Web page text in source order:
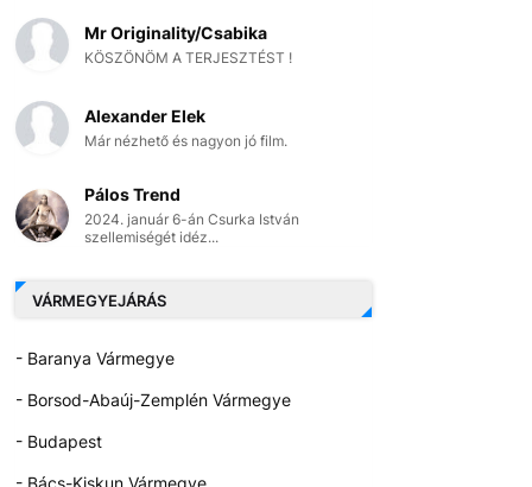
Mr Originality/Csabika
KÖSZÖNÖM A TERJESZTÉST !
Alexander Elek
Már nézhető és nagyon jó film.
Pálos Trend
2024. január 6-án Csurka István
szellemiségét idéz...
VÁRMEGYEJÁRÁS
- Baranya Vármegye
- Borsod-Abaúj-Zemplén Vármegye
- Budapest
- Bács-Kiskun Vármegye